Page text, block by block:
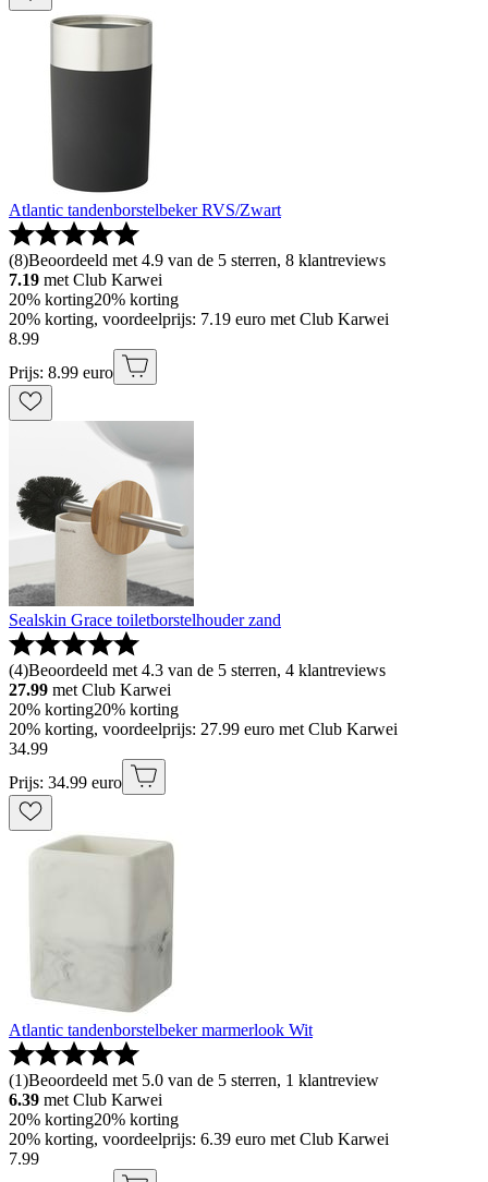
Atlantic tandenborstelbeker RVS/Zwart
(8)Beoordeeld met 4.9 van de 5 sterren, 8 klantreviews
7.19 met Club Karwei
20% korting20% korting
20% korting, voordeelprijs: 7.19 euro met Club Karwei
8.99
Prijs: 8.99 euro
Sealskin Grace toiletborstelhouder zand
(4)Beoordeeld met 4.3 van de 5 sterren, 4 klantreviews
27.99 met Club Karwei
20% korting20% korting
20% korting, voordeelprijs: 27.99 euro met Club Karwei
34.99
Prijs: 34.99 euro
Atlantic tandenborstelbeker marmerlook Wit
(1)Beoordeeld met 5.0 van de 5 sterren, 1 klantreview
6.39 met Club Karwei
20% korting20% korting
20% korting, voordeelprijs: 6.39 euro met Club Karwei
7.99